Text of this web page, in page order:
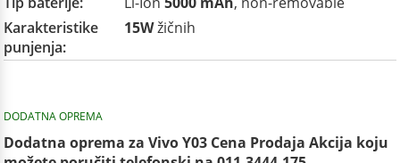
Karakteristike
punjenja:
15Wžičnih
DODATNA OPREMA
Dodatna oprema za Vivo Y03 Cena Prodaja Akcija koju